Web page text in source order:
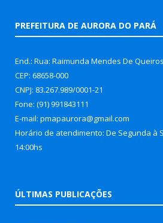
PREFEITURA DE AURORA DO PARÁ
End.: Rua: Raimunda Mendes De
CEP: 68658-000
CNPJ: 83.267.989/0001-21
Fone: (91) 991843111
E-mail: pmapaurora@gmail.com
Horário de atendimento: De Segunda à
14:00hs
ÚLTIMAS PUBLICAÇÕES